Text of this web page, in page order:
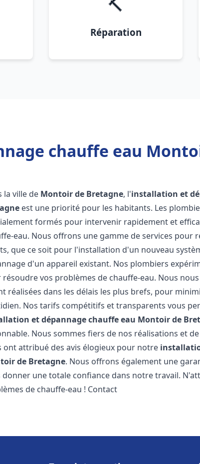
🔨
Réparation
chauffe eau
la ville de Montoir de Bretagne, l'installation et
est une priorité pour les habitants. Les
formés pour intervenir rapidement et
eau. Nous offrons une gamme de services pour
que ce soit pour l'installation d'un nouveau
d'un appareil existant. Nos plombiers
résoudre vos problèmes de chauffe-eau. Nous
réalisées dans les délais les plus brefs, pour
Nos tarifs compétitifs et transparents vous
et dépannage chauffe eau Montoir de
Nous sommes fiers de nos réalisations et
ont attribué des avis élogieux pour notre
de Bretagne. Nous offrons également une
donner une totale confiance dans notre travail.
de chauffe-eau ! Contact